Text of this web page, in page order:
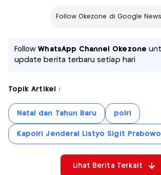
Follow Okezone di Google News
FollowWhatsApp Channel Okezone
update berita terbaru setiap hari
Topik Artikel :
Natal dan Tahun Baru polri
Kapolri Jenderal Listyo Sigit Prabowo
Lihat Berita Terkait